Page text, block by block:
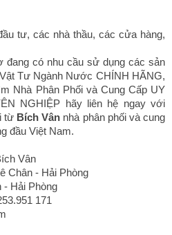
tư, các nhà thầu, các cửa hàng,
đang có nhu cầu sử dụng các sản
Tư Ngành Nước CHÍNH HÃNG,
Nhà Phân Phối và Cung Cấp UY
NGHIỆP hãy liên hệ ngay với
từ Bích Vân nhà phân phối và cung
đầu Việt Nam.
Vân
Chân - Hải Phòng
- Hải Phòng
171